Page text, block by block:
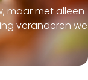
maar met alleen
veranderen we